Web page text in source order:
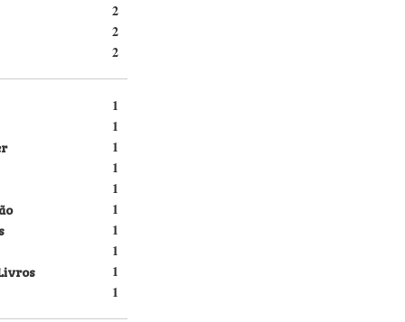
2
2
2
1
1
1
1
1
1
1
1
1
1